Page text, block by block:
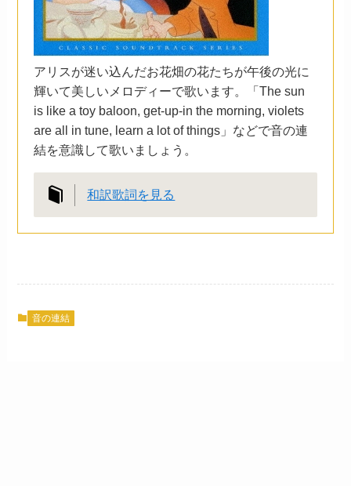
アリスが迷い込んだお花畑の花たちが午後の光に
輝いて美しいメロディーで歌います。「The sun
is like a toy baloon, get-up-in the morning, violets
are all in tune, learn a lot of things」などで音の連
結を意識して歌いましょう。
和訳歌詞を見る
音の連結